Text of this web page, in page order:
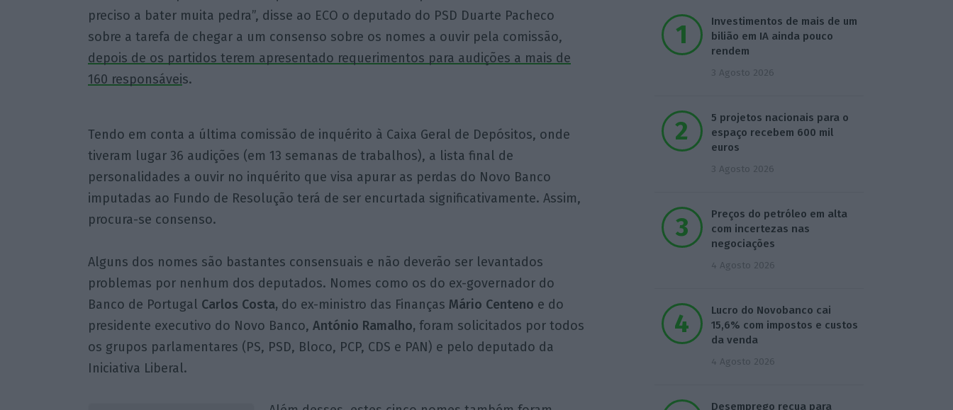
preciso a bater muita pedra”, disse ao ECO o deputado do PSD Duarte Pacheco
sobre a tarefa de chegar a um consenso sobre os nomes a ouvir pela comissão,
depois de os partidos terem apresentado requerimentos para audições a mais de
160 responsáveis.
Tendo em conta a última comissão de inquérito à Caixa Geral de Depósitos, onde
tiveram lugar 36 audições (em 13 semanas de trabalhos), a lista final de
personalidades a ouvir no inquérito que visa apurar as perdas do Novo Banco
imputadas ao Fundo de Resolução terá de ser encurtada significativamente. Assim,
procura-se consenso.
Alguns dos nomes são bastantes consensuais e não deverão ser levantados
problemas por nenhum dos deputados. Nomes como os do ex-governador do
Banco de Portugal Carlos Costa, do ex-ministro das Finanças Mário Centeno e do
presidente executivo do Novo Banco, António Ramalho, foram solicitados por todos
os grupos parlamentares (PS, PSD, Bloco, PCP, CDS e PAN) e pelo deputado da
Iniciativa Liberal.
Investimentos de mais de um
bilião em IA ainda pouco
rendem
3 Agosto 2026
5 projetos nacionais para o
espaço recebem 600 mil
euros
3 Agosto 2026
Preços do petróleo em alta
com incertezas nas
negociações
4 Agosto 2026
Lucro do Novobanco cai
15,6% com impostos e custos
da venda
4 Agosto 2026
Desemprego recua para